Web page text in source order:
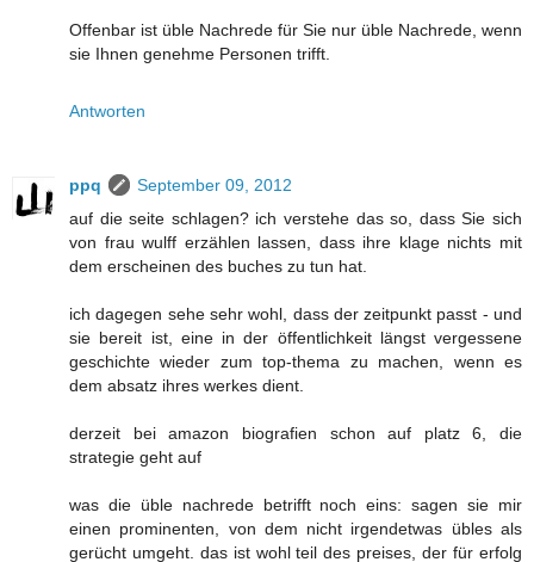
Offenbar ist üble Nachrede für Sie nur üble Nachrede, wenn
sie Ihnen genehme Personen trifft.
Antworten
ppq
September 09, 2012
auf die seite schlagen? ich verstehe das so, dass Sie sich
von frau wulff erzählen lassen, dass ihre klage nichts mit
dem erscheinen des buches zu tun hat.
ich dagegen sehe sehr wohl, dass der zeitpunkt passt - und
sie bereit ist, eine in der öffentlichkeit längst vergessene
geschichte wieder zum top-thema zu machen, wenn es
dem absatz ihres werkes dient.
derzeit bei amazon biografien schon auf platz 6, die
strategie geht auf
was die üble nachrede betrifft noch eins: sagen sie mir
einen prominenten, von dem nicht irgendetwas übles als
gerücht umgeht. das ist wohl teil des preises, der für erfolg